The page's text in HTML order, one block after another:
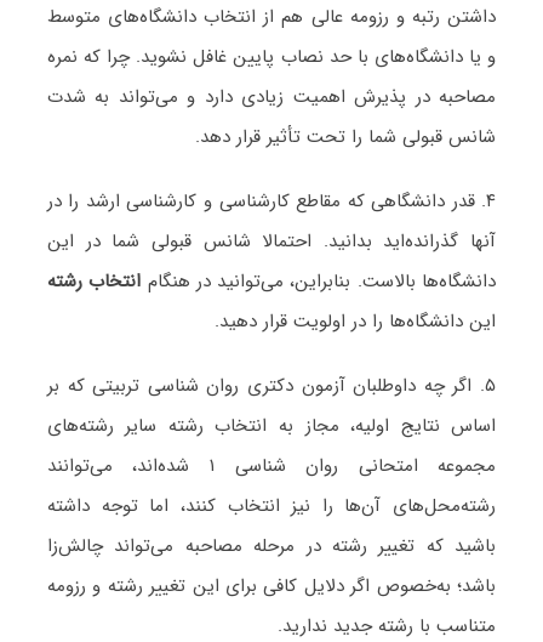
داشتن رتبه و رزومه عالی هم از انتخاب دانشگاه‌های متوسط
و یا دانشگاه‌های با حد نصاب پایین غافل نشوید. چرا که نمره
مصاحبه در پذیرش اهمیت زیادی دارد و می‌تواند به شدت
شانس قبولی شما را تحت تأثیر قرار دهد.
۴. قدر دانشگاهی که مقاطع کارشناسی و کارشناسی ارشد را در
آنها گذرانده‌اید بدانید. احتمالا شانس قبولی شما در این
دانشگاه‌ها بالاست. بنابراین، می‌توانید در هنگام انتخاب رشته
این دانشگاه‌ها را در اولویت قرار دهید.
۵. اگر چه داوطلبان آزمون دکتری روان شناسی تربیتی که بر
اساس نتایج اولیه، مجاز به انتخاب رشته سایر رشته‌های
مجموعه امتحانی روان شناسی ۱ شده‌اند، می‌توانند
رشته‌محل‌های آن‌ها را نیز انتخاب کنند، اما توجه داشته
باشید که تغییر رشته در مرحله مصاحبه می‌تواند چالش‌زا
باشد؛ به‌خصوص اگر دلایل کافی برای این تغییر رشته و رزومه
متناسب با رشته جدید ندارید.